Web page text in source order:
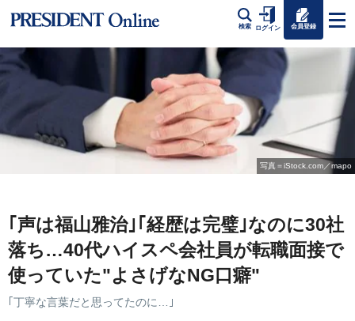
検索 ログイン 会員登録
写真＝iStock.com／mapo
｢声は福山雅治｣｢経歴は完璧｣なのに30社
落ち…40代ハイスペ会社員が転職面接で
使っていた"よさげなNG口癖"
｢丁寧な言葉だと思ってたのに…｣